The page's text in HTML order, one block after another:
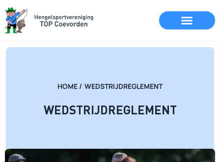
HOME / WEDSTRIJDREGLEMENT
WEDSTRIJDREGLEMENT